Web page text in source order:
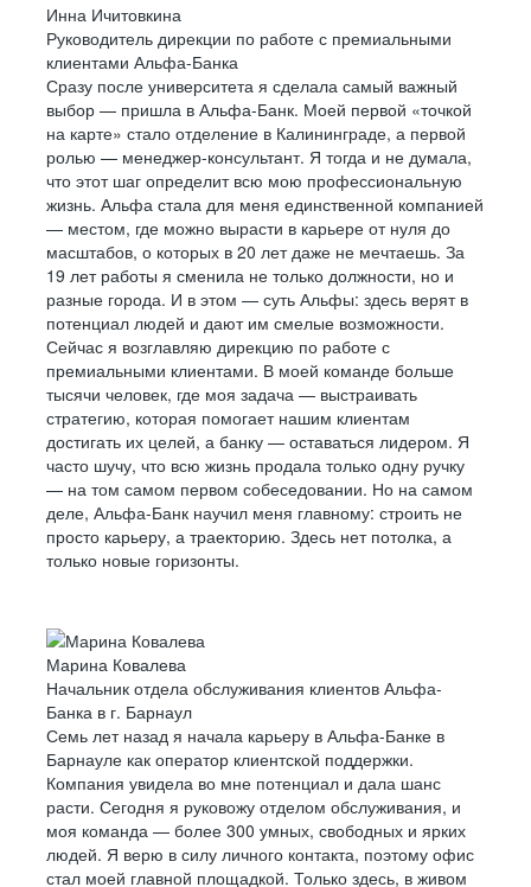
Инна Ичитовкина
Руководитель дирекции по работе с премиальными
клиентами Альфа-Банка
Сразу после университета я сделала самый важный
выбор — пришла в Альфа-Банк. Моей первой «точкой
на карте» стало отделение в Калининграде, а первой
ролью — менеджер-консультант. Я тогда и не думала,
что этот шаг определит всю мою профессиональную
жизнь. Альфа стала для меня единственной компанией
— местом, где можно вырасти в карьере от нуля до
масштабов, о которых в 20 лет даже не мечтаешь. За
19 лет работы я сменила не только должности, но и
разные города. И в этом — суть Альфы: здесь верят в
потенциал людей и дают им смелые возможности.
Сейчас я возглавляю дирекцию по работе с
премиальными клиентами. В моей команде больше
тысячи человек, где моя задача — выстраивать
стратегию, которая помогает нашим клиентам
достигать их целей, а банку — оставаться лидером. Я
часто шучу, что всю жизнь продала только одну ручку
— на том самом первом собеседовании. Но на самом
деле, Альфа-Банк научил меня главному: строить не
просто карьеру, а траекторию. Здесь нет потолка, а
только новые горизонты.
Марина Ковалева
Начальник отдела обслуживания клиентов Альфа-
Банка в г. Барнаул
Семь лет назад я начала карьеру в Альфа-Банке в
Барнауле как оператор клиентской поддержки.
Компания увидела во мне потенциал и дала шанс
расти. Сегодня я руковожу отделом обслуживания, и
моя команда — более 300 умных, свободных и ярких
людей. Я верю в силу личного контакта, поэтому офис
стал моей главной площадкой. Только здесь, в живом